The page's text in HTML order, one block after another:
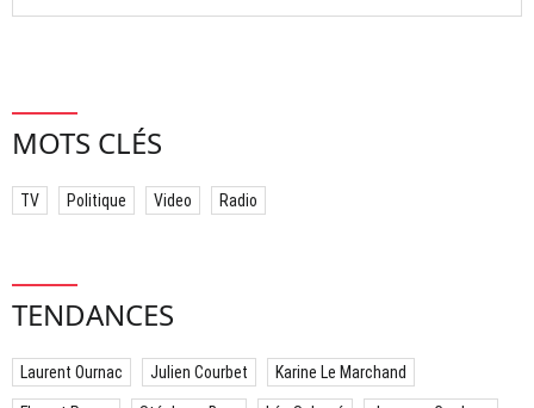
MOTS CLÉS
TV Politique Video Radio
TENDANCES
Laurent Ournac Julien Courbet Karine Le Marchand